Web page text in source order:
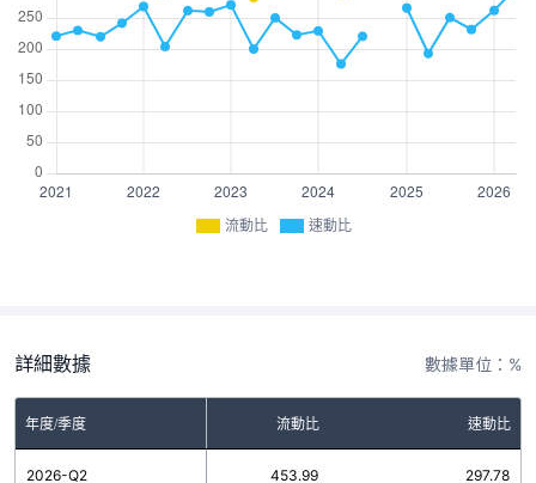
流動比 速動比
詳細數據 數據單位：%
年度/季度 流動比 速動比
2026-Q2 453.99 297.78